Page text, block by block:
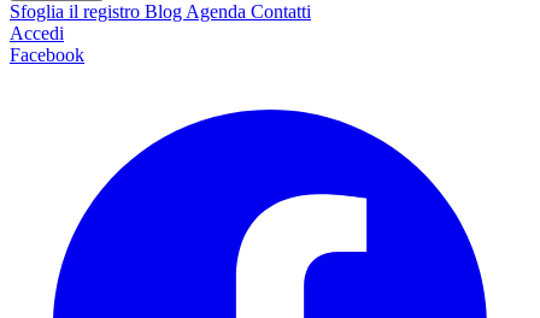
Sfoglia il registro Blog Agenda Contatti
Accedi
Facebook